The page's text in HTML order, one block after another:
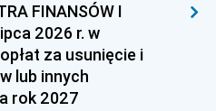
FINANSÓW I
2026 r. w
za usunięcie i
lub innych
rok 2027